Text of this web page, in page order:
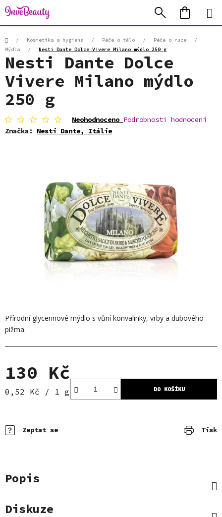
Přejít
na
obsah
Hledat
KOŠÍK
Domů/ Kosmetika a hygiena / Péče o tělo / Péče o ruce
/
Mýdla
/ Nesti Dante Dolce Vivere Milano mýdlo 250 g
Přírodní glycerinové mýdlo s vůní konvalinky, vrby a dubového
pižma.
130 Kč
Měrná cena:
0,52 Kč / 1 g DO KOŠÍKU
Tisk
Zeptat se
Nesti Dante Dolce
Vivere Milano mýdlo
250 g
Průměrné
hodnocení
produktu
hvězdiček.
Neohodnoceno Podrobnosti hodnocení
Značka: Nesti Dante, Itálie
Popis
Diskuze